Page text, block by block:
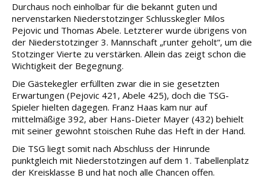
Durchaus noch einholbar für die bekannt guten und
nervenstarken Niederstotzinger Schlusskegler Milos
Pejovic und Thomas Abele. Letzterer wurde übrigens von
der Niederstotzinger 3. Mannschaft „runter geholt“, um die
Stotzinger Vierte zu verstärken. Allein das zeigt schon die
Wichtigkeit der Begegnung.
Die Gästekegler erfüllten zwar die in sie gesetzten
Erwartungen (Pejovic 421, Abele 425), doch die TSG-
Spieler hielten dagegen. Franz Haas kam nur auf
mittelmäßige 392, aber Hans-Dieter Mayer (432) behielt
mit seiner gewohnt stoischen Ruhe das Heft in der Hand.
Die TSG liegt somit nach Abschluss der Hinrunde
punktgleich mit Niederstotzingen auf dem 1. Tabellenplatz
der Kreisklasse B und hat noch alle Chancen offen.